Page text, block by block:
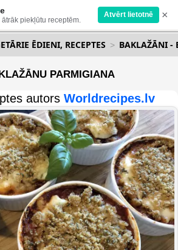
piekļūtu receptēm.
Atvērt lietotnē ×
ĒDIENI, RECEPTES BAKLAŽĀNI -
PARMIGIANA
autors Worldrecipes.lv